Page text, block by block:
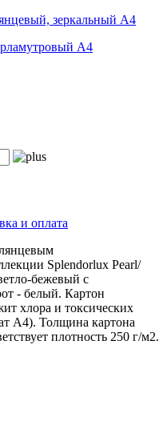
зеркальный А4
А4
и оплата
Splendorlux Pearl/
бежевый с
- белый. Картон
хлора и токсических
А4). Толщина картона
плотность 250 г/м2.